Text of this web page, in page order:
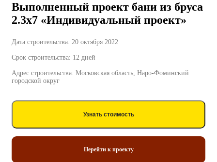
Выполненный проект бани из бруса
2.3х7 «Индивидуальный проект»
Дата строительства: 20 октября 2022
Срок строительства: 12 дней
Адрес строительства: Московская область, Наро-Фоминский
городской округ
Узнать стоимость
Перейти к проекту